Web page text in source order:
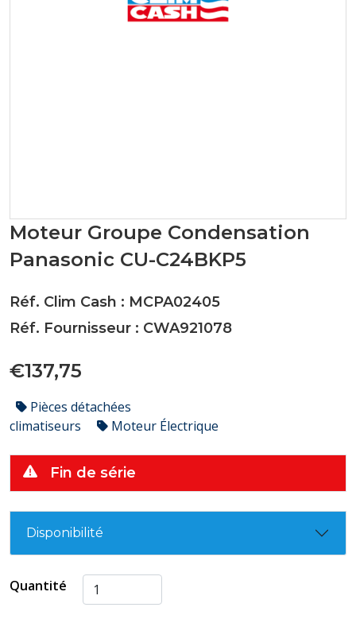
Moteur Groupe Condensation
Panasonic CU-C24BKP5
Réf. Clim Cash : MCPA02405
Réf. Fournisseur : CWA921078
€137,75
Pièces détachées
climatiseurs
Moteur Électrique
Fin de série
Disponibilité
Quantité